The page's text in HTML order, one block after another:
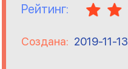
Рейтинг:
Создана: 2019-11-13